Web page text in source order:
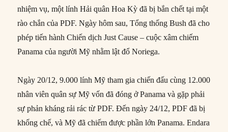
nhiệm vụ, một lính Hải quân Hoa Kỳ đã bị bắn chết tại một
rào chắn của PDF. Ngày hôm sau, Tổng thống Bush đã cho
phép tiến hành Chiến dịch Just Cause – cuộc xâm chiếm
Panama của người Mỹ nhằm lật đổ Noriega.
Ngày 20/12, 9.000 lính Mỹ tham gia chiến đấu cùng 12.000
nhân viên quân sự Mỹ vốn đã đóng ở Panama và gặp phải
sự phản kháng rải rác từ PDF. Đến ngày 24/12, PDF đã bị
khống chế, và Mỹ đã chiếm được phần lớn Panama. Endara